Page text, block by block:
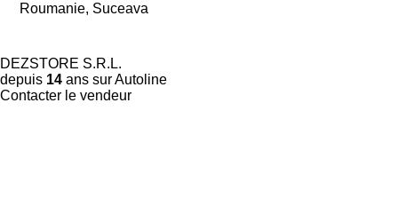
Roumanie, Suceava
DEZSTORE S.R.L.
depuis 14 ans sur Autoline
Contacter le vendeur